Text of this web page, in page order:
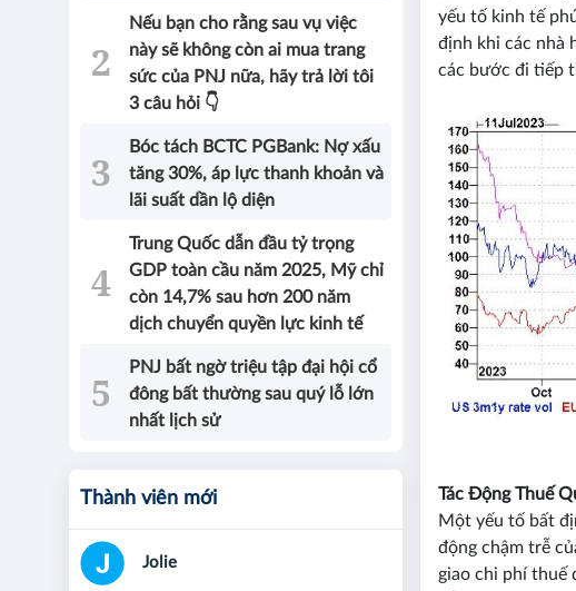
yếu tố kinh tế
định khi các nhà
các bước đi tiếp
Tác Động Thuế
Một yếu tố bất
động chậm trễ
giao chi phí thuế
được câu trả lời!
Nếu bạn cho rằng sau vụ việc
này sẽ không còn ai mua trang
sức của PNJ nữa, hãy trả lời tôi
3 câu hỏi 👇
Bóc tách BCTC PGBank: Nợ xấu
tăng 30%, áp lực thanh khoản và
lãi suất dần lộ diện
Trung Quốc dẫn đầu tỷ trọng
GDP toàn cầu năm 2025, Mỹ chỉ
còn 14,7% sau hơn 200 năm
dịch chuyển quyền lực kinh tế
PNJ bất ngờ triệu tập đại hội cổ
đông bất thường sau quý lỗ lớn
nhất lịch sử
Thành viên mới
Jolie